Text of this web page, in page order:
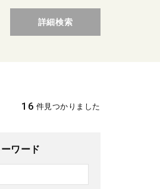
詳細検索
16 件見つかりました
ワード